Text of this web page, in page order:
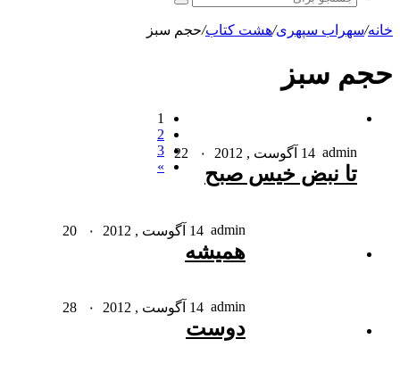
جستجو
خانه/سهراب سپهری/هشت کتاب/حجم سبز
حجم سبز
admin 14 آگوست , 2012 ۰
تا نبض خیس صبح
admin 14 آگوست , 2012 ۰
همیشه
admin 14 آگوست , 2012 ۰
دوست
1
2
3
»